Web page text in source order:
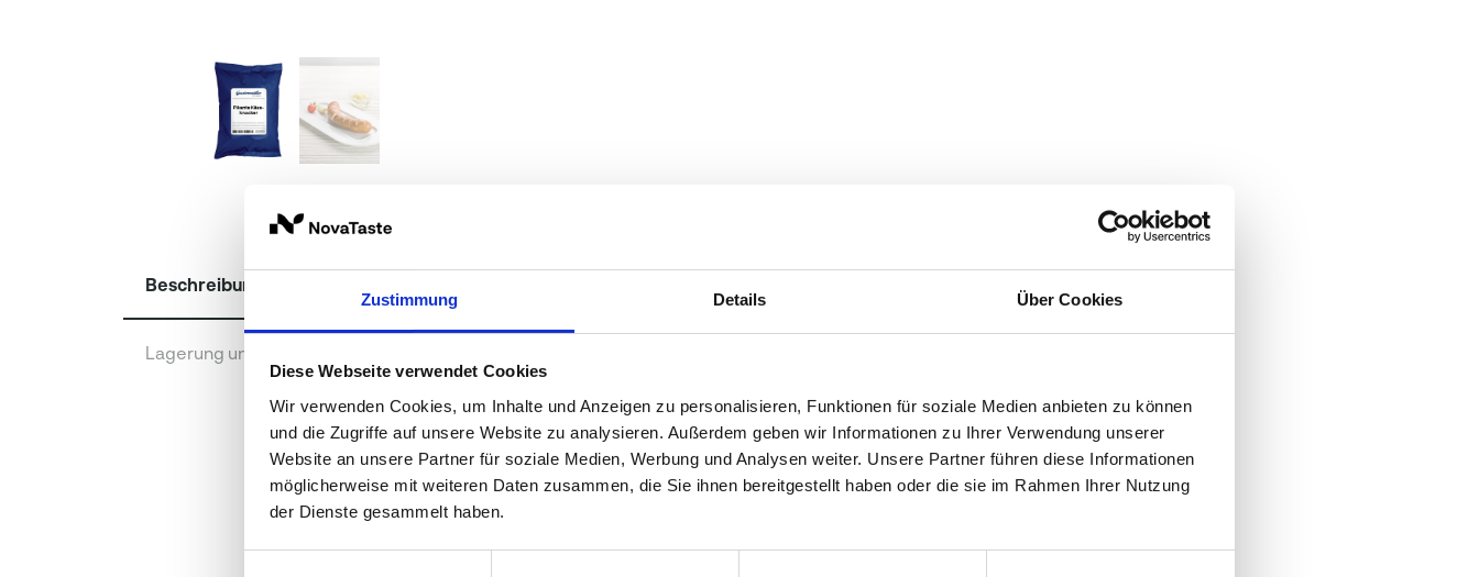
Zustimmung Details Über Cookies
Diese Webseite verwendet Cookies
Wir verwenden Cookies, um Inhalte und Anzeigen zu personalisieren, Funktionen für soziale Medien anbieten zu können
und die Zugriffe auf unsere Website zu analysieren. Außerdem geben wir Informationen zu Ihrer Verwendung unserer
Website an unsere Partner für soziale Medien, Werbung und Analysen weiter. Unsere Partner führen diese Informationen
möglicherweise mit weiteren Daten zusammen, die Sie ihnen bereitgestellt haben oder die sie im Rahmen Ihrer Nutzung
der Dienste gesammelt haben.
Beschreibung
Lagerung und Verpackung
Beschreibung
vollwürzige, pikante Würzung mit Paprika, Chili und leichter
Dosierung: 4 g
Lagerung und Verpackung
Verpackung